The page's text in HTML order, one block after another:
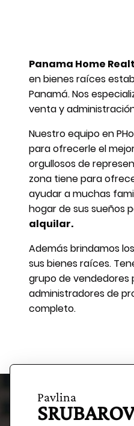
Panama Home
en bienes raíces
Panamá. Nos
venta y
Nuestro equipo en
para ofrecerle el
orgullosos de
zona tiene para
ayudar a muchas
hogar de sus sueños
alquilar.
Además brindamos
sus bienes raíces.
grupo de vendedores
administradores de
completo.
Pavlina